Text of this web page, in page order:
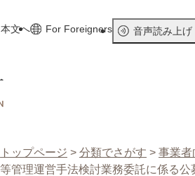
本文へ
For Foreigners 音声読み上げ
トップページ > 分類でさがす > 事業者
等管理運営手法検討業務委託に係る